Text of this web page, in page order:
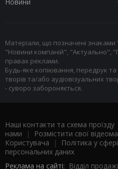
Матеріали, що позначені
"Новини компаній", "Актуально",
правах реклами.
Будь-яке копіювання, передрук
творів та/або аудіовізуальних
- суворо забороняється.
Наші контакти та схема проїзду
нами | Розмістити свої
Користувача |
Політика у
персональних даних
Реклама на сайті: Відділ